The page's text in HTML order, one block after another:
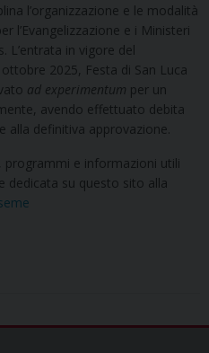
l’organizzazione e le modalità
l’Evangelizzazione e i Ministeri
L’entrata in vigore del
2025, Festa di San Luca
ad experimentum per un
avendo effettuato debita
alla definitiva approvazione.
programmi e informazioni utili
dedicata su questo sito alla